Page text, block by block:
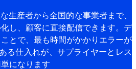
生産者から全国的な事業者まで、
し、顧客に直接配信できます。デ
とで、最も時間がかかりエラーが
る仕入れが、サプライヤーとレス
になります